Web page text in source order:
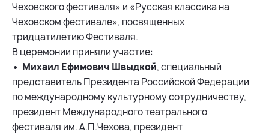
Чеховского фестиваля» и «Русская классика на
Чеховском фестивале», посвященных
тридцатилетию Фестиваля.
В церемонии приняли участие:
• Михаил Ефимович Швыдкой, специальный
представитель Президента Российской Федерации
по международному культурному сотрудничеству,
президент Международного театрального
фестиваля им. А.П.Чехова, президент